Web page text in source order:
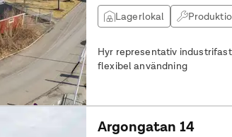
Lagerlokal
Hyr representativ
flexibel användning
Argongatan 14